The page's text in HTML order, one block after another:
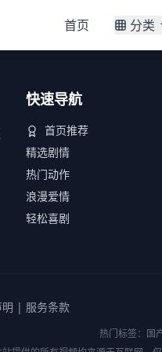
首页 分类
快速导航
首页推荐
精选剧情
热门动作
浪漫爱情
轻松喜剧
| 服务条款
热门标签： 国